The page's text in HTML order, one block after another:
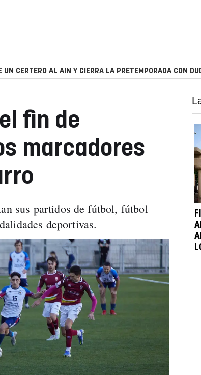
CERTERO AL AIN Y CIERRA LA PRETEMPORADA CON
fin de
marcadores
sus partidos de fútbol, fútbol
deportivas.